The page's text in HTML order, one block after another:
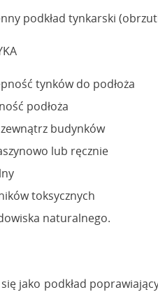
podkład tynkarski
tynków do podłoża
podłoża
budynków
lub ręcznie
toksycznych
naturalnego.
jako podkład